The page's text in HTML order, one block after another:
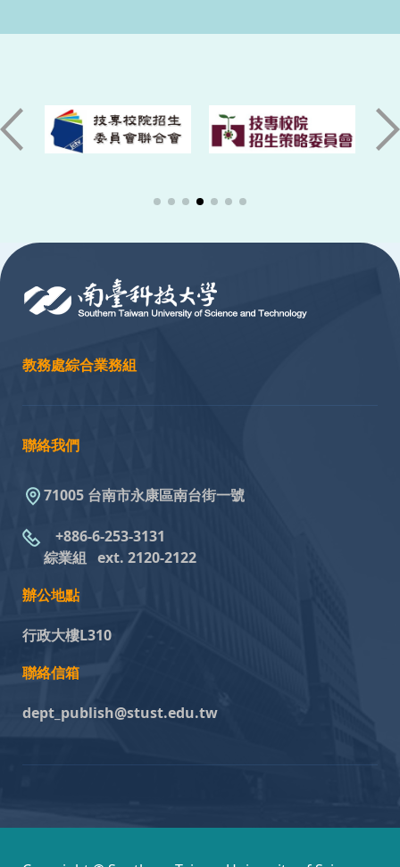
教務處綜合業務組
聯絡我們
71005 台南市永康區南台街一號
+886-6-253-3131
綜業組 ext. 2120-2122
辦公地點
行政大樓L310
聯絡信箱
dept_publish@stust.edu.tw